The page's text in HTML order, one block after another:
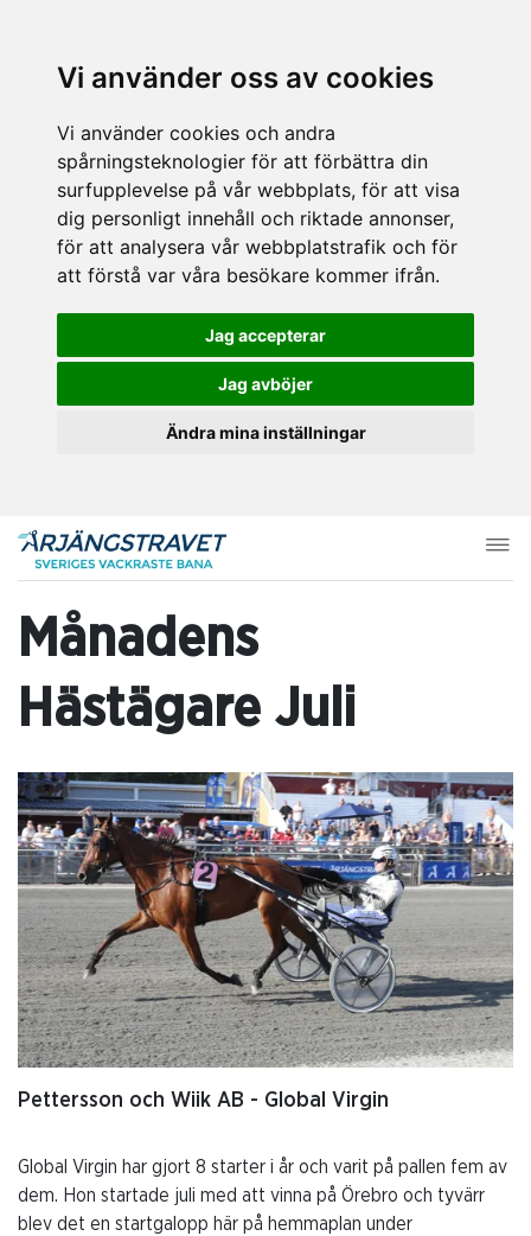
Vi använder oss av cookies
Vi använder cookies och andra
spårningsteknologier för att förbättra din
surfupplevelse på vår webbplats, för att visa
dig personligt innehåll och riktade annonser,
för att analysera vår webbplatstrafik och för
att förstå var våra besökare kommer ifrån.
Jag accepterar
Jag avböjer
Ändra mina inställningar
Månadens
Hästägare Juli
Pettersson och Wiik AB - Global Virgin
Global Virgin har gjort 8 starter i år och varit på pallen fem av
dem. Hon startade juli med att vinna på Örebro och tyvärr
blev det en startgalopp här på hemmaplan under